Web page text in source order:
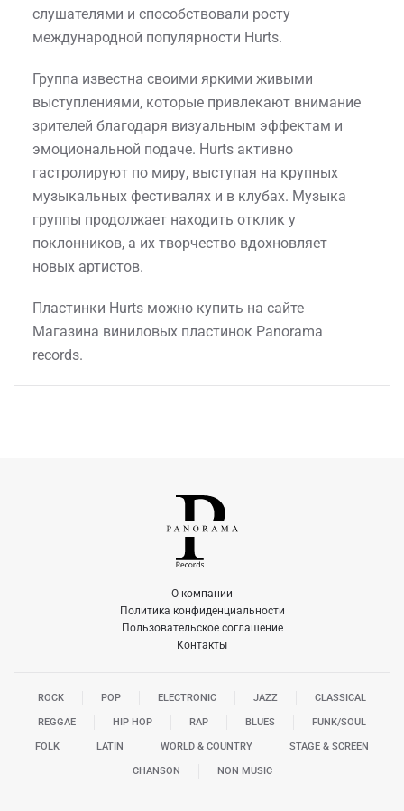
слушателями и способствовали росту
международной популярности Hurts.
Группа известна своими яркими живыми
выступлениями, которые привлекают внимание
зрителей благодаря визуальным эффектам и
эмоциональной подаче. Hurts активно
гастролируют по миру, выступая на крупных
музыкальных фестивалях и в клубах. Музыка
группы продолжает находить отклик у
поклонников, а их творчество вдохновляет
новых артистов.
Пластинки Hurts можно купить на сайте
Магазина виниловых пластинок Panorama
records.
О компании
Политика конфиденциальности
Пользовательское соглашение
Контакты
ROCK POP ELECTRONIC JAZZ CLASSICAL
REGGAE HIP HOP RAP BLUES FUNK/SOUL
FOLK LATIN WORLD & COUNTRY STAGE & SCREEN
CHANSON NON MUSIC